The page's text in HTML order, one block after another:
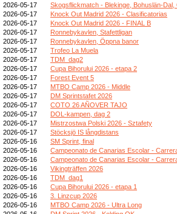
2026-05-17
Skogsflickmatch - Blekinge, Bohuslän-Dal,
2026-05-17
Knock Out Madrid 2026 - Clasificatorias
2026-05-17
Knock Out Madrid 2026 - FINAL B
2026-05-17
Ronnebykavlen, Stafettligan
2026-05-17
Ronnebykavlen, Öppna banor
2026-05-17
Trofeo La Muela
2026-05-17
TDM_dag2
2026-05-17
Cupa Bihorului 2026 - etapa 2
2026-05-17
Forest Event 5
2026-05-17
MTBO Camp 2026 - Middle
2026-05-17
DM Sprintstafet 2026
2026-05-17
COTO 26 AÑOVER TAJO
2026-05-17
DOL-kampen, dag 2
2026-05-17
Mistrzostwa Polski 2026 - Sztafety
2026-05-17
Stöcksjö IS långdistans
2026-05-16
SM Sprint, final
2026-05-16
Campeonato de Canarias Escolar -
2026-05-16
Campeonato de Canarias Escolar -
2026-05-16
Vikingträffen 2026
2026-05-16
TDM_dag1
2026-05-16
Cupa Bihorului 2026 - etapa 1
2026-05-16
3. Linzcup 2026
2026-05-16
MTBO Camp 2026 - Ultra Long